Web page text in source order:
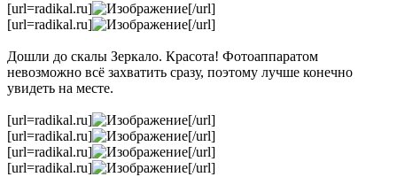
[url=radikal.ru]
[/url]
[url=radikal.ru]
[/url]
Дошли до скалы Зеркало. Красота! Фотоаппаратом
невозможно всё захватить сразу, поэтому лучше конечно
увидеть на месте.
[url=radikal.ru]
[/url]
[url=radikal.ru]
[/url]
[url=radikal.ru]
[/url]
[url=radikal.ru]
[/url]